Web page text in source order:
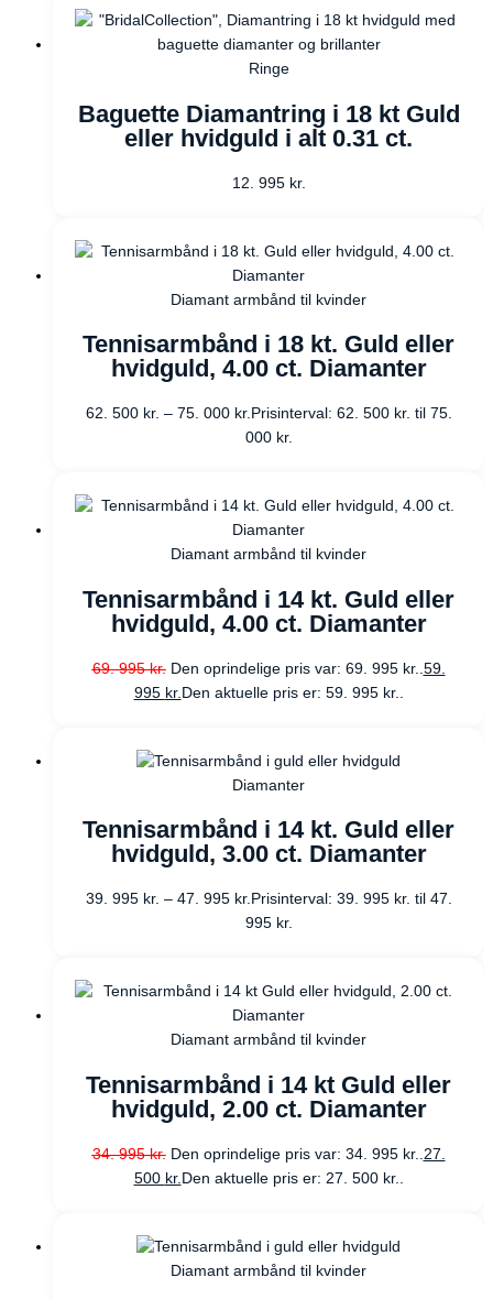
Ringe
Baguette Diamantring i 18 kt Guld
eller hvidguld i alt 0.31 ct.
12. 995 kr.
Diamant armbånd til kvinder
Tennisarmbånd i 18 kt. Guld eller
hvidguld, 4.00 ct. Diamanter
62. 500 kr. – 75. 000 kr. Prisinterval: 62. 500 kr. til 75.
000 kr.
Diamant armbånd til kvinder
Tennisarmbånd i 14 kt. Guld eller
hvidguld, 4.00 ct. Diamanter
69. 995kr. Den oprindelige pris var: 69. 995 kr.. 59.
995 kr. Den aktuelle pris er: 59. 995 kr..
Diamanter
Tennisarmbånd i 14 kt. Guld eller
hvidguld, 3.00 ct. Diamanter
39. 995 kr. – 47. 995 kr. Prisinterval: 39. 995 kr. til 47.
995 kr.
Diamant armbånd til kvinder
Tennisarmbånd i 14 kt Guld eller
hvidguld, 2.00 ct. Diamanter
34. 995kr. Den oprindelige pris var: 34. 995 kr.. 27.
500 kr. Den aktuelle pris er: 27. 500 kr..
Diamant armbånd til kvinder